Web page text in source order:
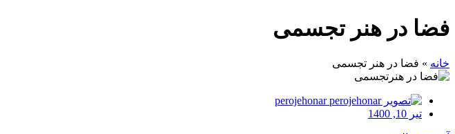
فضا در هنر تجسمی
خانه » فضا در هنر تجسمی
perojehonar
تیر 10, 1400